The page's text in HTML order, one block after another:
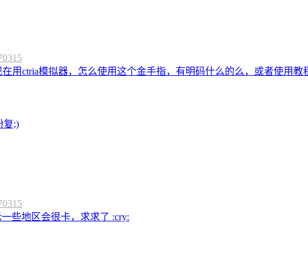
用ctria模拟器，怎么使用这个金手指，有明码什么的么，或者使用教
复;)
些地区会很卡，求求了 :cry: